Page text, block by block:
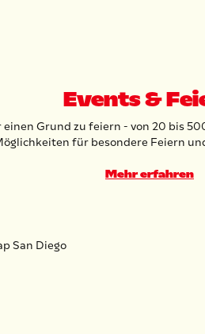
Events &
Grund zu feiern - von 20 bis
für besondere Feiern
Mehr erfahren